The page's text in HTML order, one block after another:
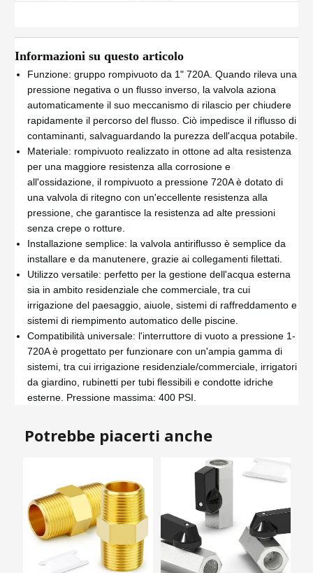
Informazioni su questo articolo
Funzione: gruppo rompivuoto da 1" 720A. Quando rileva una
pressione negativa o un flusso inverso, la valvola aziona
automaticamente il suo meccanismo di rilascio per chiudere
rapidamente il percorso del flusso. Ciò impedisce il riflusso di
contaminanti, salvaguardando la purezza dell'acqua potabile.
Materiale: rompivuoto realizzato in ottone ad alta resistenza
per una maggiore resistenza alla corrosione e
all'ossidazione, il rompivuoto a pressione 720A è dotato di
una valvola di ritegno con un'eccellente resistenza alla
pressione, che garantisce la resistenza ad alte pressioni
senza crepe o rotture.
Installazione semplice: la valvola antiriflusso è semplice da
installare e da manutenere, grazie ai collegamenti filettati.
Utilizzo versatile: perfetto per la gestione dell'acqua esterna
sia in ambito residenziale che commerciale, tra cui
irrigazione del paesaggio, aiuole, sistemi di raffreddamento e
sistemi di riempimento automatico delle piscine.
Compatibilità universale: l'interruttore di vuoto a pressione 1-
720A è progettato per funzionare con un'ampia gamma di
sistemi, tra cui irrigazione residenziale/commerciale, irrigatori
da giardino, rubinetti per tubi flessibili e condotte idriche
esterne. Pressione massima: 400 PSI.
Potrebbe piacerti anche